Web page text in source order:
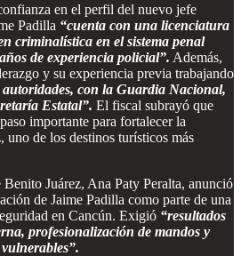
en el perfil del nuevo jefe
Padilla “cuenta con una licenciatura
criminalística en el sistema penal
de experiencia policial”. Además,
y su experiencia previa trabajando
autoridades, con la Guardia Nacional,
Estatal”. El fiscal subrayó que
importante para fortalecer la
uno de los destinos turísticos más
Juárez, Ana Paty Peralta, anunció
de Jaime Padilla como parte de una
en Cancún. Exigió “resultados
profesionalización de mandos y